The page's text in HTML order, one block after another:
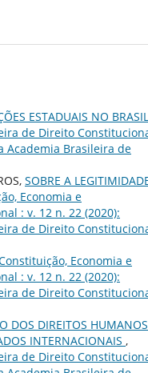
ESTADUAIS NO BRASIL
de Direito
Academia Brasileira de
SOBRE A
Economia e
: v. 12 n. 22 (2020):
de Direito
Economia e
: v. 12 n. 22 (2020):
de Direito
DOS DIREITOS
INTERNACIONAIS ,
de Direito